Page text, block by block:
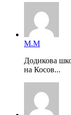
М.М
Додикова
на Косов...